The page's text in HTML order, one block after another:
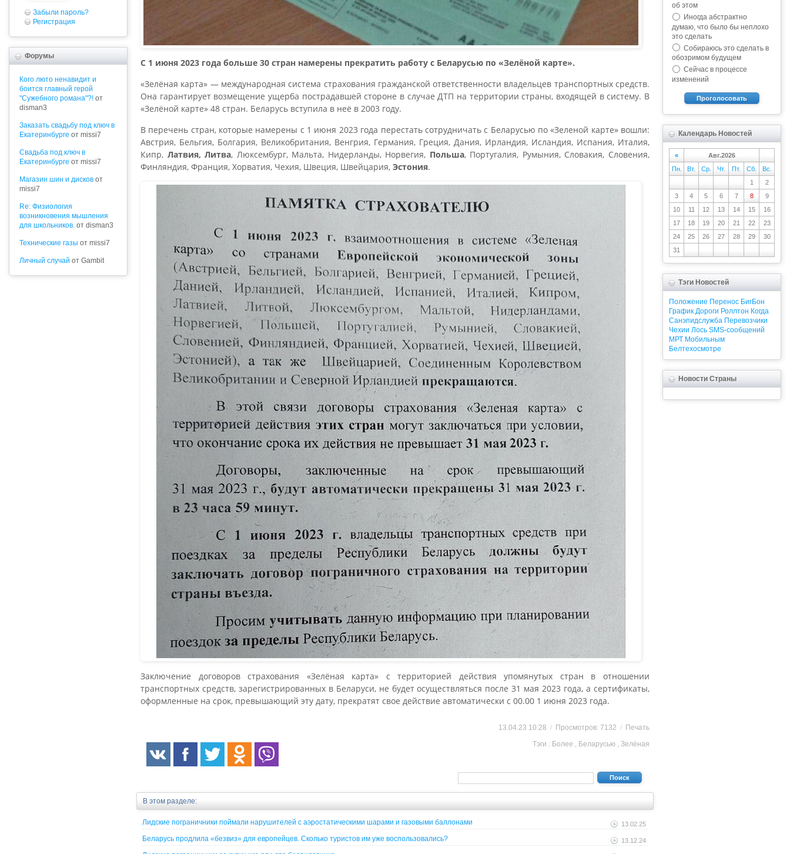
Забыли пароль?
Регистрация
Форумы
Кого люто ненавидит и
боится главный герой
"Сужебного романа"?! от
disman3
Заказать свадьбу под ключ в
Екатеринбурге от missi7
Cвадьба под ключ в
Екатеринбурге от missi7
Магазин шин и дисков от
missi7
Re: Физиология
возникновения мышления
для школьников. от disman3
Технические газы от missi7
Личный случай от Gambit
С 1 июня 2023 года больше 30 стран намерены прекратить работу с Беларусью по «Зелёной карте».
«Зелёная карта» — международная система страхования гражданской ответственности владельцев транспортных средств.
Она гарантирует возмещение ущерба пострадавшей стороне в случае ДТП на территории страны, входящей в систему. В
«Зелёной карте» 48 стран. Беларусь вступила в неё в 2003 году.
В перечень стран, которые намерены с 1 июня 2023 года перестать сотрудничать с Беларусью по «Зеленой карте» вошли:
Австрия, Бельгия, Болгария, Великобритания, Венгрия, Германия, Греция, Дания, Ирландия, Исландия, Испания, Италия,
Кипр, Латвия, Литва, Люксембург, Мальта, Нидерланды, Норвегия, Польша, Португалия, Румыния, Словакия, Словения,
Финляндия, Франция, Хорватия, Чехия, Швеция, Швейцария, Эстония.
Заключение договоров страхования «Зелёная карта» с территорией действия упомянутых стран в отношении
транспортных средств, зарегистрированных в Беларуси, не будет осуществляться после 31 мая 2023 года, а сертификаты,
оформленные на срок, превышающий эту дату, прекратят свое действие автоматически с 00.00 1 июня 2023 года.
13.04.23 10:28 / Просмотров: 7132 / Печать
Тэги : Более , Беларусью , Зелёная
Поиск
В этом разделе:
13.02.25
Лидские пограничники поймали нарушителей с аэростатическими шарами и газовыми баллонами
13.12.24
Беларусь продлила «безвиз» для европейцев. Сколько туристов им уже воспользовались?
об этом
Иногда абстрактно
думаю, что было бы неплохо
это сделать
Собираюсь это сделать в
обозримом будущем
Сейчас в процессе
изменений
Проголосовать
Календарь Новостей
«
Авг.2026
Пн.
Вт. Ср. Чт. Пт. Сб.
Вс.
1
2
3
4 5 6 7 8
9
10
11 12 13 14 15
16
17
18 19 20 21 22
23
24
25 26 27 28 29
30
31
Тэги Новостей
Положение Перенос БигБон
График Дороги Роллтон Когда
Санэпидслужба Перевозчики
Чехии Лось SMS-сообщений
МРТ Мобильным
Белтехосмотре
Новости Страны